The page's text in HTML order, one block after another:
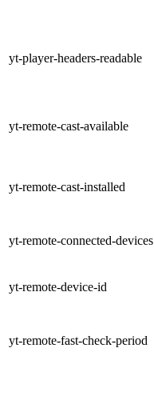
yt-player-headers-readable
yt-remote-cast-available
yt-remote-cast-installed
yt-remote-connected-devices
yt-remote-device-id
yt-remote-fast-check-period